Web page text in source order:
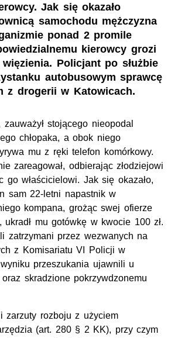
Jak się okazało
samochodu mężczyzna
ponad 2 promile
kierowcy grozi
Policjant po służbie
autobusowym sprawcę
z drogerii w Katowicach.
stojącego nieopodal
chłopaka, a obok niego
mu z ręki telefon komórkowy.
zareagował, odbierając złodziejowi
go właścicielowi. Jak się okazało,
sam 22-letni napastnik w
kompana, grożąc swej ofierze
ukradł mu gotówkę w kwocie 100 zł.
zatrzymani przez wezwanych na
z Komisariatu VI Policji w
przeszukania ujawnili u
skradzione pokrzywdzonemu
zarzuty rozboju z użyciem
(art. 280 § 2 KK), przy czym